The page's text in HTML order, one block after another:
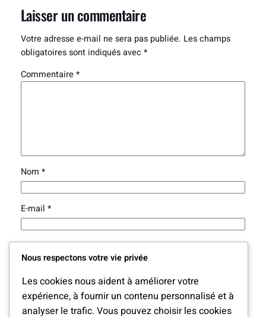
Laisser un commentaire
Votre adresse e-mail ne sera pas publiée. Les champs
obligatoires sont indiqués avec *
Commentaire*
Nom *
E-mail *
Site web
Enregistrer mon nom, mon e-mail et mon site dans le
navigateur pour mon prochain commentaire.
Nous respectons votre vie privée
Les cookies nous aident à améliorer votre
expérience, à fournir un contenu personnalisé et à
analyser le trafic. Vous pouvez choisir les cookies